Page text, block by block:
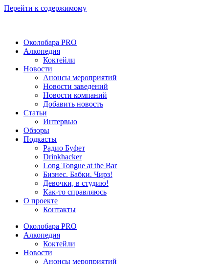
Перейти к содержимому
Околобара PRO
Алкопедия
Коктейли
Новости
Анонсы мероприятий
Новости заведений
Новости компаний
Добавить новость
Статьи
Интервью
Обзоры
Подкасты
Радио Буфет
Drinkhacker
Long Tongue at the Bar
Бизнес. Бабки. Чирз!
Девочки, в студию!
Как-то справляюсь
О проекте
Контакты
Околобара PRO
Алкопедия
Коктейли
Новости
Анонсы мероприятий